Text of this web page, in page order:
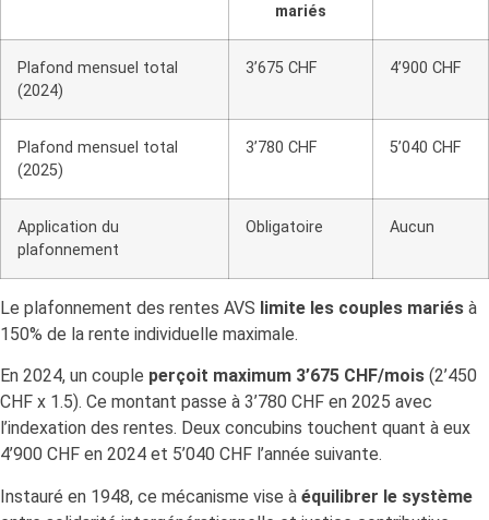
mariés
Plafond mensuel total
(2024)
3’675 CHF 4’900 CHF
Plafond mensuel total
(2025)
3’780 CHF 5’040 CHF
Application du
plafonnement
Obligatoire Aucun
Le plafonnement des rentes AVS limite les couples mariés à
150% de la rente individuelle maximale.
En 2024, un couple perçoit maximum 3’675 CHF/mois (2’450
CHF x 1.5). Ce montant passe à 3’780 CHF en 2025 avec
l’indexation des rentes. Deux concubins touchent quant à eux
4’900 CHF en 2024 et 5’040 CHF l’année suivante.
Instauré en 1948, ce mécanisme vise à équilibrer le système